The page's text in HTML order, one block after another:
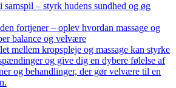
samspil – styrk hudens sundhed og øg
fortjener – oplev hvordan massage og
balance og velvære
mellem kropspleje og massage kan styrke
og give dig en dybere følelse af
og behandlinger, der gør velvære til en